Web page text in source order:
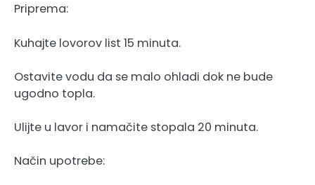
Priprema:
Kuhajte lovorov list 15 minuta.
Ostavite vodu da se malo ohladi dok ne bude
ugodno topla.
Ulijte u lavor i namačite stopala 20 minuta.
Način upotrebe: